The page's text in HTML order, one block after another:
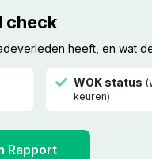
check
heeft, en wat
WOK status
keuren)
Rapport